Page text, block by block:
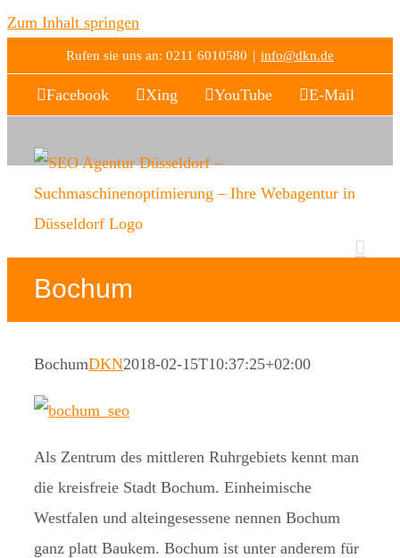
Zum Inhalt springen
Rufen sie uns an: 0211 6010580 | info@dkn.de
Facebook Xing YouTube E-Mail
Bochum
BochumDKN2018-02-15T10:37:25+02:00
Als Zentrum des mittleren Ruhrgebiets kennt man
die kreisfreie Stadt Bochum. Einheimische
Westfalen und alteingesessene nennen Bochum
ganz platt Baukem. Bochum ist unter anderem für